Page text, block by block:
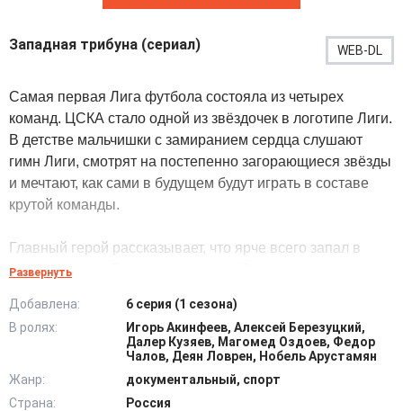
Западная трибуна (сериал) WEB-DL
Самая первая Лига футбола состояла из четырех
команд. ЦСКА стало одной из звёздочек в логотипе Лиги.
В детстве мальчишки с замиранием сердца слушают
гимн Лиги, смотрят на постепенно загорающиеся звёзды
и мечтают, как сами в будущем будут играть в составе
крутой команды.
Главный герой рассказывает, что ярче всего запал в
душу матч, где Боруссия играла с Ювентусом и
стало традицией наблюдать за игрой вратарей. Главным
матчем стала фантастическая встреча Манчестер
Юнайтед с Баварией, где Игорь болел за Бэкхема, на
воротах стоял Шмехер.
Развернуть
Добавлена:
6 серия (1 сезона)
В ролях:
Игорь Акинфеев, Алексей Березуцкий,
Далер Кузяев, Магомед Оздоев, Федор
Чалов, Деян Ловрен, Нобель Арустамян
Жанр:
документальный, спорт
Страна:
Россия